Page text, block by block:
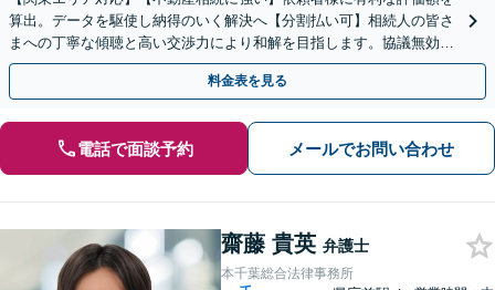
算出。データを駆使し納得のいく解決へ【分割払い可】相続人の皆さ
まへの丁寧な傾聴と高い交渉力により和解を目指します。協議無効確
認／遺言無効確認など、複雑な訴訟も実績豊富【夜間対応】
料金表を見る
電話で面談予約 メールでお問い合わせ
齋藤 貴英 弁護士
本千葉総合法律事務所